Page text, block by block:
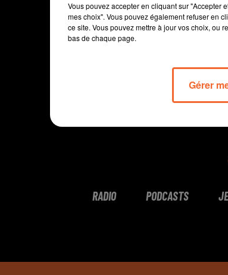
RADIO PODCASTS
Vous pouvez accepter en cliquant sur "Accepter
mes choix". Vous pouvez également refuser en
ce site. Vous pouvez mettre à jour vos choix, ou
bas de chaque page.
Gérer